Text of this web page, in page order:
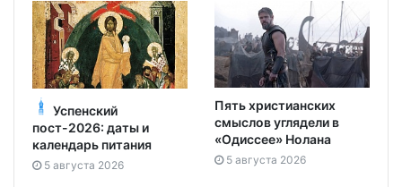
Успенский
пост-2026: даты и
календарь питания
5 августа 2026
Пять христианских
смыслов углядели в
«Одиссее» Нолана
5 августа 2026